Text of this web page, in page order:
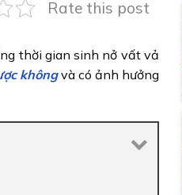
Rate this post
thời gian sinh nở vất vả
khôngvà có ảnh hưởng